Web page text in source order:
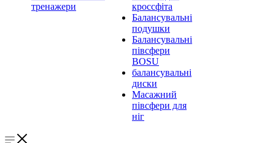
тренажери
кроссфіта
Балансувальні
подушки
Балансувальні
півсфери
BOSU
балансувальні
диски
Масажний
півсфери для
ніг